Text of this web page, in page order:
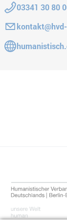
Telefon:
03341 30 80
E-Mail:
Gehe zur Website: